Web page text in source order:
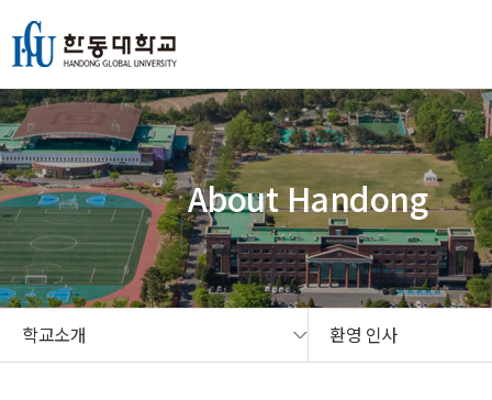
About Handong
학교소개 환영 인사